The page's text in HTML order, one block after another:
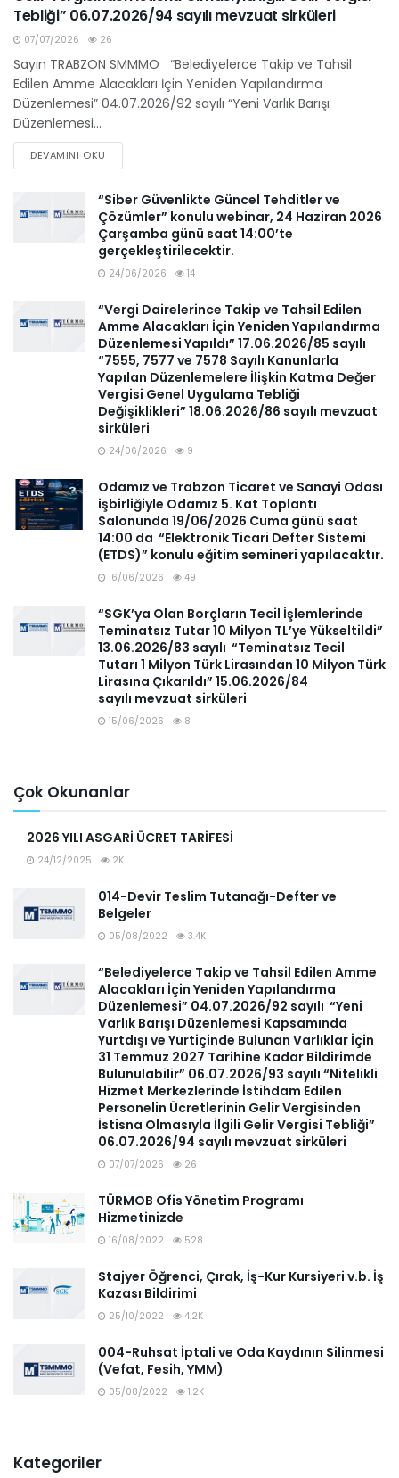
Tebliği” 06.07.2026/94 sayılı mevzuat sirküleri
07/07/2026 26
Sayın TRABZON SMMMO “Belediyelerce Takip ve Tahsil
Edilen Amme Alacakları İçin Yeniden Yapılandırma
Düzenlemesi” 04.07.2026/92 sayılı “Yeni Varlık Barışı
Düzenlemesi...
DEVAMINI OKU
“Siber Güvenlikte Güncel Tehditler ve
Çözümler” konulu webinar, 24 Haziran 2026
Çarşamba günü saat 14:00’te
gerçekleştirilecektir.
24/06/2026 14
“Vergi Dairelerince Takip ve Tahsil Edilen
Amme Alacakları İçin Yeniden Yapılandırma
Düzenlemesi Yapıldı” 17.06.2026/85 sayılı
“7555, 7577 ve 7578 Sayılı Kanunlarla
Yapılan Düzenlemelere İlişkin Katma Değer
Vergisi Genel Uygulama Tebliği
Değişiklikleri” 18.06.2026/86 sayılı mevzuat
sirküleri
24/06/2026 9
Odamız ve Trabzon Ticaret ve Sanayi Odası
işbirliğiyle Odamız 5. Kat Toplantı
Salonunda 19/06/2026 Cuma günü saat
14:00 da “Elektronik Ticari Defter Sistemi
(ETDS)” konulu eğitim semineri yapılacaktır.
16/06/2026 49
“SGK’ya Olan Borçların Tecil İşlemlerinde
Teminatsız Tutar 10 Milyon TL’ye Yükseltildi”
13.06.2026/83 sayılı “Teminatsız Tecil
Tutarı 1 Milyon Türk Lirasından 10 Milyon Türk
Lirasına Çıkarıldı” 15.06.2026/84
sayılı mevzuat sirküleri
15/06/2026 8
Çok Okunanlar
2026 YILI ASGARİ ÜCRET TARİFESİ
24/12/2025 2K
014-Devir Teslim Tutanağı-Defter ve
Belgeler
05/08/2022 3.4K
“Belediyelerce Takip ve Tahsil Edilen Amme
Alacakları İçin Yeniden Yapılandırma
Düzenlemesi” 04.07.2026/92 sayılı “Yeni
Varlık Barışı Düzenlemesi Kapsamında
Yurtdışı ve Yurtiçinde Bulunan Varlıklar İçin
31 Temmuz 2027 Tarihine Kadar Bildirimde
Bulunulabilir” 06.07.2026/93 sayılı “Nitelikli
Hizmet Merkezlerinde İstihdam Edilen
Personelin Ücretlerinin Gelir Vergisinden
İstisna Olmasıyla İlgili Gelir Vergisi Tebliği”
06.07.2026/94 sayılı mevzuat sirküleri
07/07/2026 26
TÜRMOB Ofis Yönetim Programı
Hizmetinizde
16/08/2022 528
Stajyer Öğrenci, Çırak, İş-Kur Kursiyeri v.b. İş
Kazası Bildirimi
25/10/2022 4.2K
004-Ruhsat İptali ve Oda Kaydının Silinmesi
(Vefat, Fesih, YMM)
05/08/2022 1.2K
Kategoriler